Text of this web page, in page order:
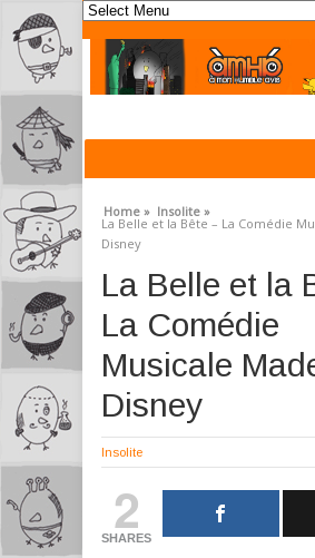
Home » Insolite »
La Belle et la Bête – La Comédie
Disney
La Belle et la
La Comédie
Musicale
Disney
Insolite
2
SHARES